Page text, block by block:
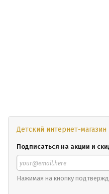
Детский интернет-
Подписаться на акции и
Нажимая на кнопку